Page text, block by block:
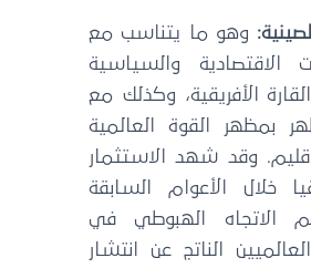
وهو ما يتناسب مع
الاقتصادية والسياسية
الأفريقية، وكذلك مع
بمظهر القوة العالمية
وقد شهد الاستثمار
خلال الأعوام السابقة
الاتجاه الهبوطي في
الناتج عن انتشار